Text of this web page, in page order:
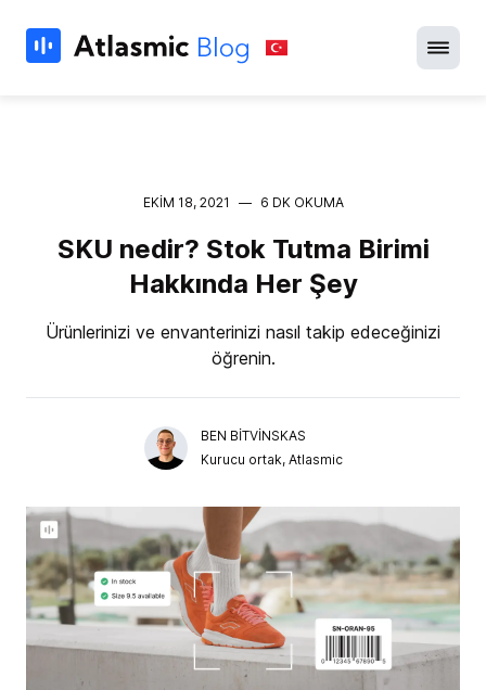
EKIM 18, 2021 — 6 DK OKUMA
SKU nedir? Stok Tutma Birimi
Hakkında Her Şey
Ürünlerinizi ve envanterinizi nasıl takip edeceğinizi
öğrenin.
BEN BITVINSKAS
Kurucu ortak, Atlasmic